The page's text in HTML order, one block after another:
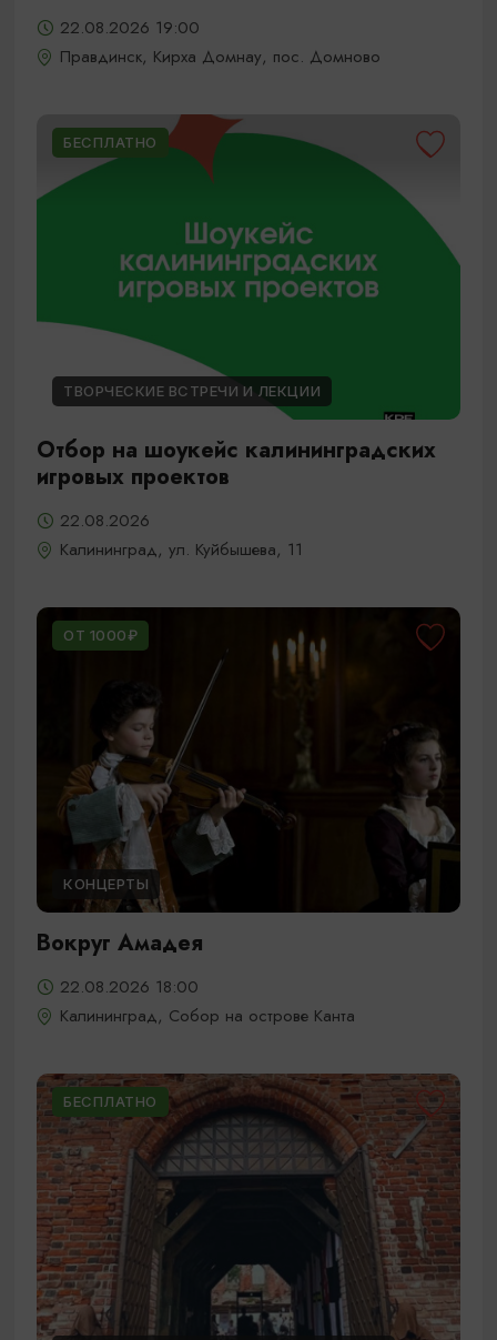
22.08.2026 19:00
Правдинск, Кирха Домнау, пос. Домново
БЕСПЛАТНО
ТВОРЧЕСКИЕ ВСТРЕЧИ И ЛЕКЦИИ
Отбор на шоукейс калининградских
игровых проектов
22.08.2026
Калининград, ул. Куйбышева, 11
ОТ 1000₽
КОНЦЕРТЫ
Вокруг Амадея
22.08.2026 18:00
Калининград, Собор на острове Канта
БЕСПЛАТНО